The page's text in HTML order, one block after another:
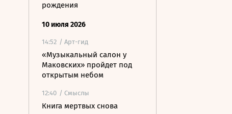
рождения
10 июля 2026
14:52 / Арт-гид
«Музыкальный салон у
Маковских» пройдет под
открытым небом
12:40 / Смыслы
Книга мертвых снова